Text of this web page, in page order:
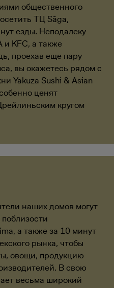
общественного
ТЦ Sāga,
езды. Неподалеку
и KFC, а также
проехав еще пару
вы окажетесь рядом с
Yakuza Sushi & Asian
ценят
кругом
наших домов могут
а также за 10 минут
рынка, чтобы
овощи, продукцию
В свою
весьма широкий